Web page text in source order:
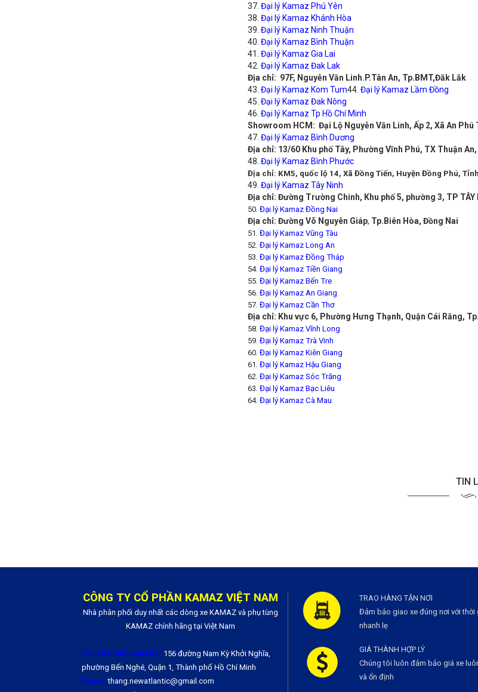
37. Đại lý Kamaz Phú Yên
38. Đại lý Kamaz Khánh Hòa
39. Đại lý Kamaz Ninh Thuận
40. Đại lý Kamaz Bình Thuận
41. Đại lý Kamaz Gia Lai
42. Đại lý Kamaz Đak Lak
Địa chỉ: 97F, Nguyễn Văn Linh.P.Tân An, Tp.BMT,Đăk Lăk
43. Đại lý Kamaz Kom Tum44. Đại lý Kamaz Lầm Đồng
45. Đại lý Kamaz Đak Nông
46. Đại lý Kamaz Tp Hồ Chí Minh
Showroom HCM: Đại Lộ Nguyễn Văn Linh, Ấp 2, Xã An Phú
47. Đại lý Kamaz Bình Dương
Địa chỉ: 13/60 Khu phố Tây, Phường Vĩnh Phú, TX Thuận
48. Đại lý Kamaz Bình Phước
Địa chỉ: KM5, quốc lộ 14, Xã Đồng Tiến, Huyện Đồng Phú,
49. Đại lý Kamaz Tây Ninh
Địa chỉ: Đường Trường Chinh, Khu phố 5, phường 3, TP TÂY
50. Đại lý Kamaz Đồng Nai
Địa chỉ: Đường Võ Nguyên Giáp, Tp.Biên Hòa, Đồng Nai
51. Đại lý Kamaz Vũng Tàu
52. Đại lý Kamaz Long An
53. Đại lý Kamaz Đồng Tháp
54. Đại lý Kamaz Tiền Giang
55. Đại lý Kamaz Bến Tre
56. Đại lý Kamaz An Giang
57. Đại lý Kamaz Cần Thơ
Địa chỉ: Khu vực 6, Phường Hưng Thạnh, Quận Cái Răng,
58. Đại lý Kamaz Vĩnh Long
59. Đại lý Kamaz Trà Vinh
60. Đại lý Kamaz Kiên Giang
61. Đại lý Kamaz Hậu Giang
62. Đại lý Kamaz Sóc Trăng
63. Đại lý Kamaz Bạc Liêu
64. Đại lý Kamaz Cà Mau
TIN
CÔNG TY CỔ PHẦN KAMAZ VIỆT NAM
Nhà phân phối duy nhất các dòng xe KAMAZ và phụ tùng
KAMAZ chính hãng tại Việt Nam
Trụ sở chính KAMAZ: 156 đường Nam Kỳ Khởi Nghĩa,
phường Bến Nghé, Quận 1, Thành phố Hồ Chí Minh
Email: thang.newatlantic@gmail.com
TRAO HÀNG TẬN NƠI
Đảm bảo giao xe đúng nơi với thời
nhanh lẹ
GIÁ THÀNH HỢP LÝ
Chúng tôi luôn đảm bảo giá xe
và ổn định